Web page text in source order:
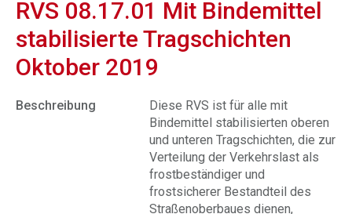
RVS 08.17.01 Mit Bindemittel
stabilisierte Tragschichten
Oktober 2019
Beschreibung
Diese RVS ist für alle mit
Bindemittel stabilisierten oberen
und unteren Tragschichten, die zur
Verteilung der Verkehrslast als
frostbeständiger und
frostsicherer Bestandteil des
Straßenoberbaues dienen,